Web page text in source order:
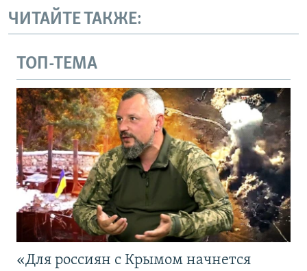
ЧИТАЙТЕ ТАКЖЕ:
ТОП-ТЕМА
«Для россиян с Крымом начнется